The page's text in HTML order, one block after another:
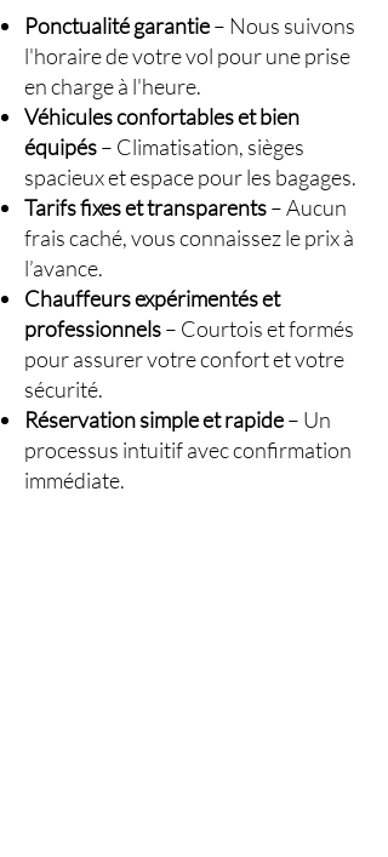
Ponctualité garantie– Nous suivons
l'horaire de votre vol pour une prise
en charge à l'heure.
Véhicules confortables et bien
équipés– Climatisation, sièges
spacieux et espace pour les bagages.
Tarifs fixes et transparents– Aucun
frais caché, vous connaissez le prix à
l’avance.
Chauffeurs expérimentés et
professionnels– Courtois et formés
pour assurer votre confort et votre
sécurité.
Réservation simple et rapide– Un
processus intuitif avec confirmation
immédiate.